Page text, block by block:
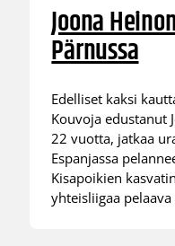
Joona
Pärnussa
Edelliset kaksi
Kouvoja edustanut
22 vuotta, jatkaa
Espanjassa
Kisapoikien
yhteisliigaa pelaava